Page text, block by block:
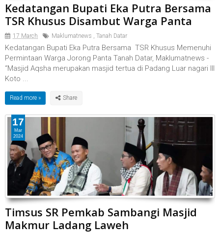
Kedatangan Bupati Eka Putra Bersama
TSR Khusus Disambut Warga Panta
17 March Maklumatnews , Tanah Datar
Kedatangan Bupati Eka Putra Bersama TSR Khusus Memenuhi
Permintaan Warga Jorong Panta Tanah Datar, Maklumatnews -
“Masjid Aqsha merupakan masjid tertua di Padang Luar nagari III
Koto ...
Read more »
Timsus SR Pemkab Sambangi Masjid
Makmur Ladang Laweh
17
Mar
2024